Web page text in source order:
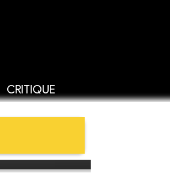
CRITIQUE